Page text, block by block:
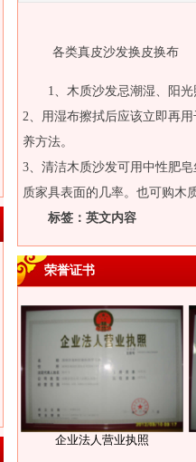
各类真皮沙发换皮换布
1、木质沙发忌潮湿、阳
2、用湿布擦拭后应该立即再
养方法。
3、清洁木质沙发可用中性肥
质家具表面的几率。也可购木
标签：英文内容
荣誉证书
企业法人营业执照